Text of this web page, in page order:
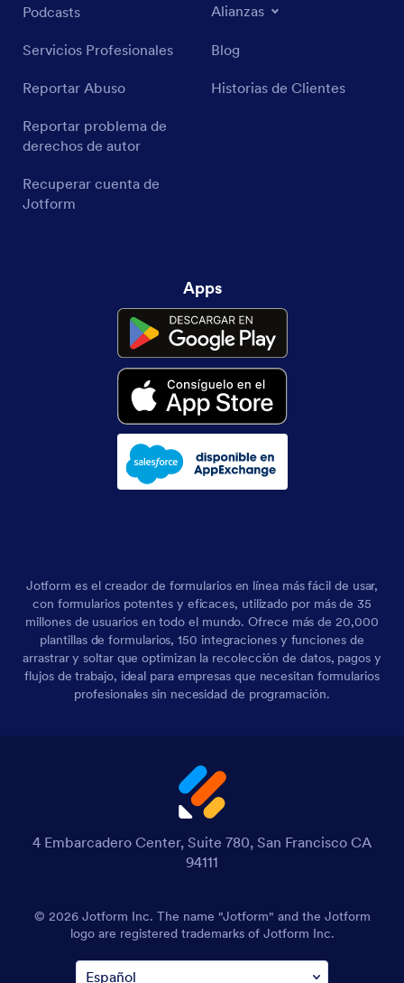
Podcasts
Servicios Profesionales
Reportar Abuso
Reportar problema de
derechos de autor
Recuperar cuenta de
Jotform
Alianzas
Blog
Historias de Clientes
Apps
Jotform es el creador de formularios en línea más fácil de usar,
con formularios potentes y eficaces, utilizado por más de 35
millones de usuarios en todo el mundo. Ofrece más de 20,000
plantillas de formularios, 150 integraciones y funciones de
arrastrar y soltar que optimizan la recolección de datos, pagos y
flujos de trabajo, ideal para empresas que necesitan formularios
profesionales sin necesidad de programación.
4 Embarcadero Center, Suite 780, San Francisco CA
94111
© 2026 Jotform Inc. The name "Jotform" and the Jotform
logo are registered trademarks of Jotform Inc.